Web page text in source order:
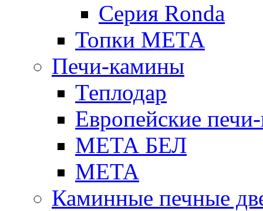
Серия Ronda
Топки МЕТА
Печи-камины
Теплодар
Европейские
МЕТА БЕЛ
МЕТА
Каминные печные